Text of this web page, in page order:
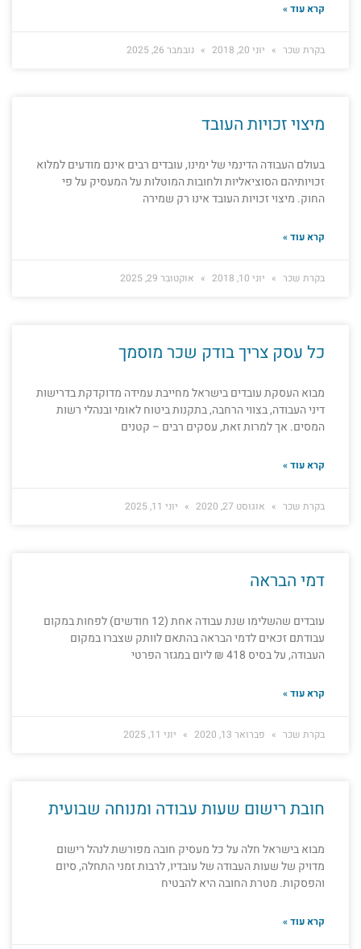
קרא עוד »
בקרת שכר יוני 20, 2018 נובמבר 26, 2025
מיצוי זכויות העובד
בעולם העבודה הדינמי של ימינו, עובדים רבים אינם מודעים למלוא
זכויותיהם הסוציאליות ולחובות המוטלות על המעסיק על פי
החוק. מיצוי זכויות העובד אינו רק שמירה
קרא עוד »
בקרת שכר יוני 10, 2018 אוקטובר 29, 2025
כל עסק צריך בודק שכר מוסמך
מבוא העסקת עובדים בישראל מחייבת עמידה מדוקדקת בדרישות
דיני העבודה, בצווי הרחבה, בתקנות ביטוח לאומי ובנהלי רשות
המסים. אך למרות זאת, עסקים רבים – קטנים
קרא עוד »
בקרת שכר אוגוסט 27, 2020 יוני 11, 2025
דמי הבראה
עובדים שהשלימו שנת עבודה אחת (12 חודשים) לפחות במקום
עבודתם זכאים לדמי הבראה בהתאם לוותק שצברו במקום
העבודה, על בסיס 418 ₪ ליום במגזר הפרטי
קרא עוד »
בקרת שכר פברואר 13, 2020 יוני 11, 2025
חובת רישום שעות עבודה ומנוחה שבועית
מבוא בישראל חלה על כל מעסיק חובה מפורשת לנהל רישום
מדויק של שעות העבודה של עובדיו, לרבות זמני התחלה, סיום
והפסקות. מטרת החובה היא להבטיח
קרא עוד »